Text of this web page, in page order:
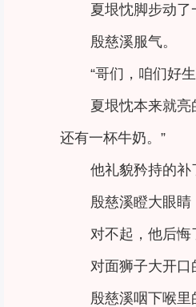
夏垠忱脚步动
殷慈溪服气。
“哥们，咱们好
夏垠忱本来就亮
还有一杯牛奶。”
他礼貌矜持的补
殷慈溪瞪大眼睛
对不起，他后悔
对面狮子大开口
殷慈溪咽下喉